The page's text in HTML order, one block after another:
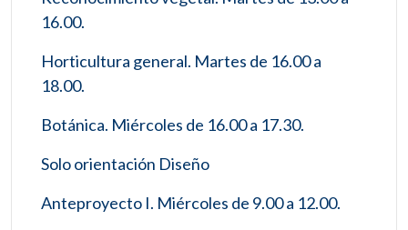
16.00.
Horticultura general. Martes de 16.00 a
18.00.
Botánica. Miércoles de 16.00 a 17.30.
Solo orientación Diseño
Anteproyecto I. Miércoles de 9.00 a 12.00.